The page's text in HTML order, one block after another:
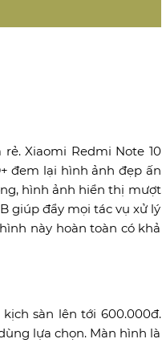
Xiaomi Redmi Note 10
đem lại hình ảnh đẹp ấn
hình ảnh hiển thị mượt
giúp đẩy mọi tác vụ xử lý
này hoàn toàn có khả
sàn lên tới 600.000đ.
lựa chọn. Màn hình là